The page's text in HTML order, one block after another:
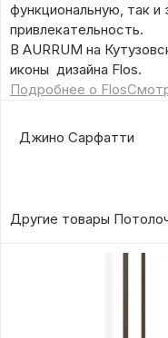
функциональную, так и
привлекательность.
В AURRUM на
иконы дизайна Flos.
Подробнее о Flos
Джино Сарфатти
Другие товары